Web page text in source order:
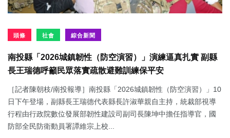
頭條 社會 綜合新聞
南投縣「2026城鎮韌性（防空演習）」演練逼真扎實 副縣
長王瑞德呼籲民眾落實疏散避難訓練保平安
［記者陳朝枝/南投報導］南投縣「2026城鎮韌性（防空演習）」10
日下午登場，副縣長王瑞德代表縣長許淑華親自主持，統裁部視導
行程由行政院數位發展部韌性建設司副司長陳坤中擔任指導官，國
防部全民防衛動員署譚維宗上校...